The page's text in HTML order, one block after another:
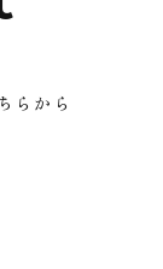
らから